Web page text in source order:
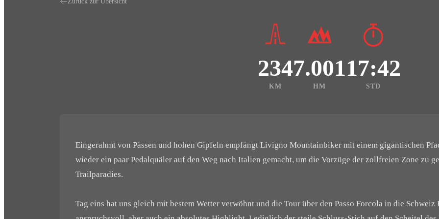
234
KM
7.001
HM
17:42
STD
Eingerahmt von Pässen und hohen Gipfeln empfängt Livigno Mountainbiker mit einem gigantischen
wieder ein paar Pedalquäler auf den Weg nach Italien gemacht, um die Vorzüge der zollfreien Zone zu
Trailparadies.
Tag eins hat uns gleich mit bestem Wetter verwöhnt und die Tour über den Passo Forcola in die